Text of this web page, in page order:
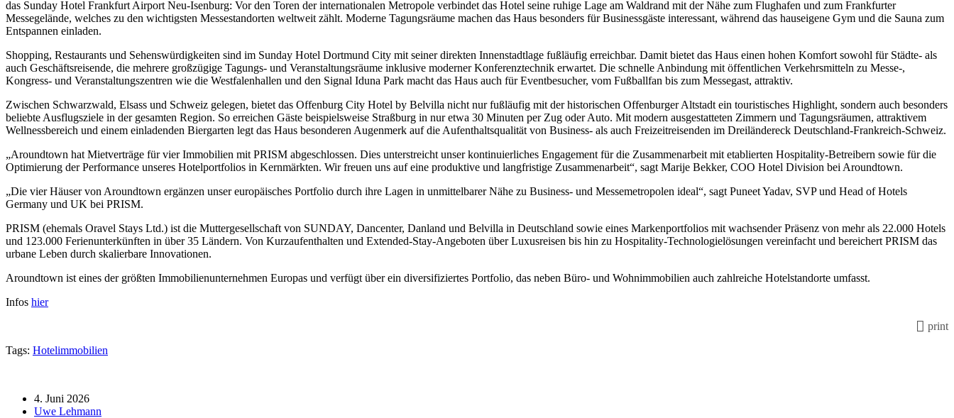
das Sunday Hotel Frankfurt Airport Neu-Isenburg: Vor den Toren der internationalen Metropole verbindet das Hotel seine ruhige Lage am Waldrand mit der Nähe zum Flughafen und zum Frankfurter
Messegelände, welches zu den wichtigsten Messestandorten weltweit zählt. Moderne Tagungsräume machen das Haus besonders für Businessgäste interessant, während das hauseigene Gym und die Sauna zum
Entspannen einladen.
Shopping, Restaurants und Sehenswürdigkeiten sind im Sunday Hotel Dortmund City mit seiner direkten Innenstadtlage fußläufig erreichbar. Damit bietet das Haus einen hohen Komfort sowohl für Städte- als
auch Geschäftsreisende, die mehrere großzügige Tagungs- und Veranstaltungsräume inklusive moderner Konferenztechnik erwartet. Die schnelle Anbindung mit öffentlichen Verkehrsmitteln zu Messe-,
Kongress- und Veranstaltungszentren wie die Westfalenhallen und den Signal Iduna Park macht das Haus auch für Eventbesucher, vom Fußballfan bis zum Messegast, attraktiv.
Zwischen Schwarzwald, Elsass und Schweiz gelegen, bietet das Offenburg City Hotel by Belvilla nicht nur fußläufig mit der historischen Offenburger Altstadt ein touristisches Highlight, sondern auch besonders
beliebte Ausflugsziele in der gesamten Region. So erreichen Gäste beispielsweise Straßburg in nur etwa 30 Minuten per Zug oder Auto. Mit modern ausgestatteten Zimmern und Tagungsräumen, attraktivem
Wellnessbereich und einem einladenden Biergarten legt das Haus besonderen Augenmerk auf die Aufenthaltsqualität von Business- als auch Freizeitreisenden im Dreiländereck Deutschland-Frankreich-Schweiz.
„Aroundtown hat Mietverträge für vier Immobilien mit PRISM abgeschlossen. Dies unterstreicht unser kontinuierliches Engagement für die Zusammenarbeit mit etablierten Hospitality-Betreibern sowie für die
Optimierung der Performance unseres Hotelportfolios in Kernmärkten. Wir freuen uns auf eine produktive und langfristige Zusammenarbeit“, sagt Marije Bekker, COO Hotel Division bei Aroundtown.
„Die vier Häuser von Aroundtown ergänzen unser europäisches Portfolio durch ihre Lagen in unmittelbarer Nähe zu Business- und Messemetropolen ideal“, sagt Puneet Yadav, SVP und Head of Hotels
Germany und UK bei PRISM.
PRISM (ehemals Oravel Stays Ltd.) ist die Muttergesellschaft von SUNDAY, Dancenter, Danland und Belvilla in Deutschland sowie eines Markenportfolios mit wachsender Präsenz von mehr als 22.000 Hotels
und 123.000 Ferienunterkünften in über 35 Ländern. Von Kurzaufenthalten und Extended-Stay-Angeboten über Luxusreisen bis hin zu Hospitality-Technologielösungen vereinfacht und bereichert PRISM das
urbane Leben durch skalierbare Innovationen.
Aroundtown ist eines der größten Immobilienunternehmen Europas und verfügt über ein diversifiziertes Portfolio, das neben Büro- und Wohnimmobilien auch zahlreiche Hotelstandorte umfasst.
Infos hier
print
Tags: Hotelimmobilien
4. Juni 2026
Uwe Lehmann